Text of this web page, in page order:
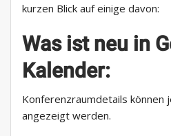
kurzen Blick auf einige davon:
Was ist neu in
Kalender:
Konferenzraumdetails können
angezeigt werden.